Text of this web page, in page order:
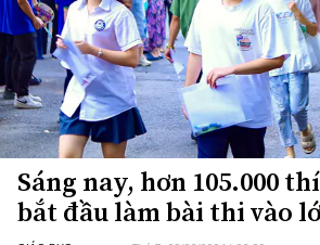
Sáng nay, hơn 105.000
bắt đầu làm bài thi vào